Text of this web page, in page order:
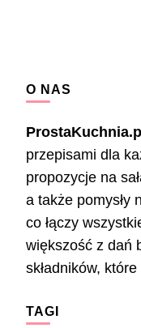
O NAS
przepisami dla
propozycje na
a także pomysły
co łączy
większość z dań
składników,
TAGI